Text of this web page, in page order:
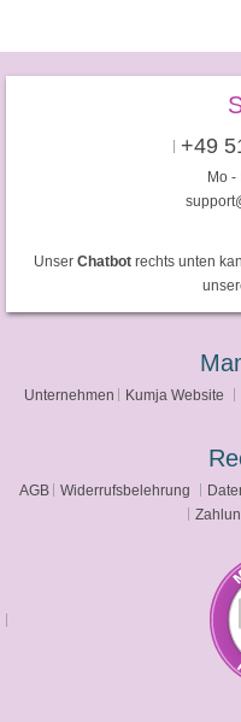
+49
Mo -
Unser Chatbotrechts unten
Unternehmen Kumja Website
AGB Widerrufsbelehrung